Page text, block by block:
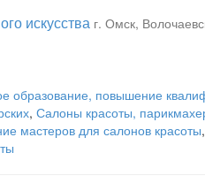
искусства г. Омск,
образование, повышение
, Салоны красоты,
мастеров для салонов красоты